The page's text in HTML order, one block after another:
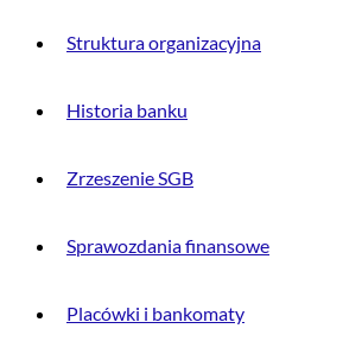
Struktura organizacyjna
Historia banku
Zrzeszenie SGB
Sprawozdania finansowe
Placówki i bankomaty